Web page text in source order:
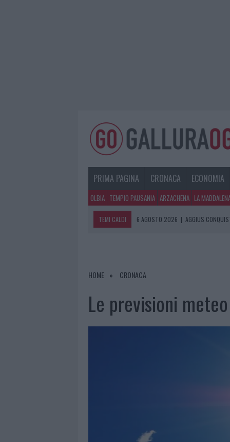
PRIMA PAGINA CRONACA ECONOMIA
OLBIA TEMPIO PAUSANIA ARZACHENA LA
TEMI CALDI 6 AGOSTO 2026 | AGGIUS
HOME CRONACA
Le previsioni